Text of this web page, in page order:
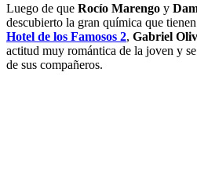
Luego de que Rocío Marengo y
descubierto la gran química que
Hotel de los Famosos 2, Gabriel
actitud muy romántica de la joven y
de sus compañeros.